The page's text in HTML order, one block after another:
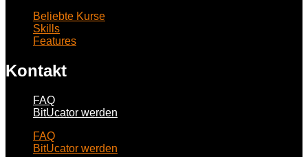
Beliebte Kurse
Skills
Features
Kontakt
FAQ
BitUcator werden
FAQ
BitUcator werden